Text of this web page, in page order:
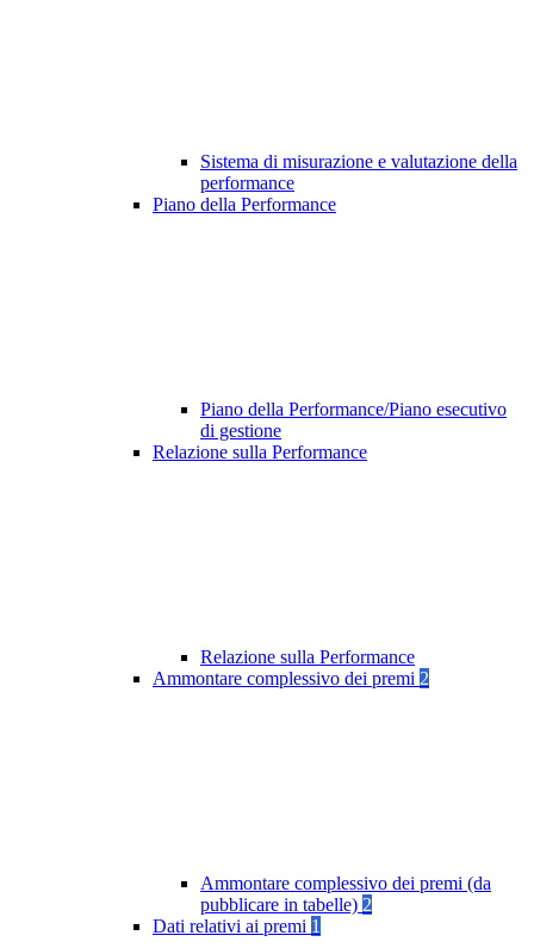
Sistema di misurazione e valutazione della
performance
Piano della Performance
Piano della Performance/Piano esecutivo
di gestione
Relazione sulla Performance
Relazione sulla Performance
Ammontare complessivo dei premi 2
Ammontare complessivo dei premi (da
pubblicare in tabelle) 2
Dati relativi ai premi 1